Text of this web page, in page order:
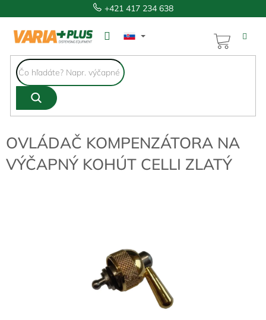
na
obsah
+421 417 234 638
KOŠÍK
OVLÁDAČ KOMPENZÁTORA NA
VÝČAPNÝ KOHÚT CELLI ZLATÝ